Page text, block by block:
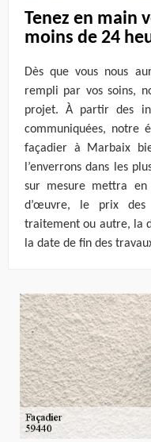
Tenez en main
moins de 24
Dès que vous nous
rempli par vos soins,
projet. À partir des
communiquées, notre
façadier à Marbaix
l’enverrons dans les
sur mesure mettra
d’œuvre, le prix des
traitement ou autre, la
la date de fin des